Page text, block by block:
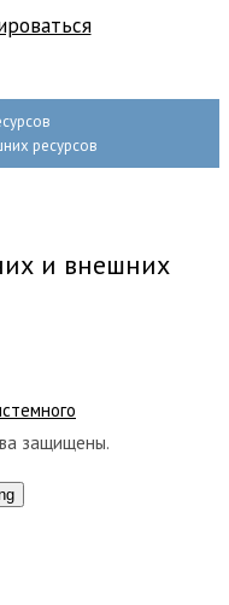
ресурсов
и внешних
защищены.